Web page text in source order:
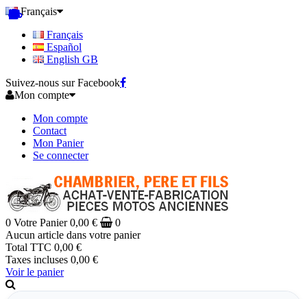
Français
Français
Español
English GB
Suivez-nous sur Facebook
Mon compte
Mon compte
Contact
Mon Panier
Se connecter
0 Votre Panier 0,00 €
0
Aucun article dans votre panier
Total TTC 0,00 €
Taxes incluses 0,00 €
Voir le panier